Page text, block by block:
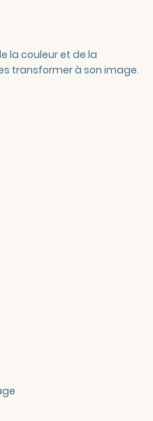
la couleur et de la
transformer à son image.